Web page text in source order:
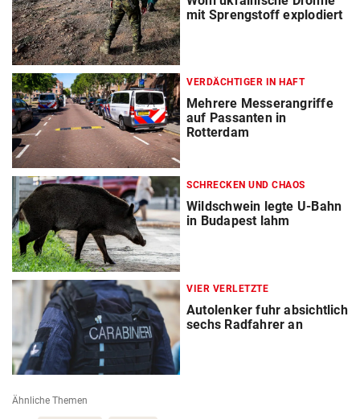
mit Sprengstoff explodiert
VERDÄCHTIGER IN HAFT
Mehrere Messerangriffe
auf Passanten in
Rotterdam
SCHRECKEN UND CHAOS
Wildschwein legte U-Bahn
in Budapest lahm
VIER VERLETZTE
Autolenker fuhr absichtlich
sechs Radfahrer an
Ähnliche Themen